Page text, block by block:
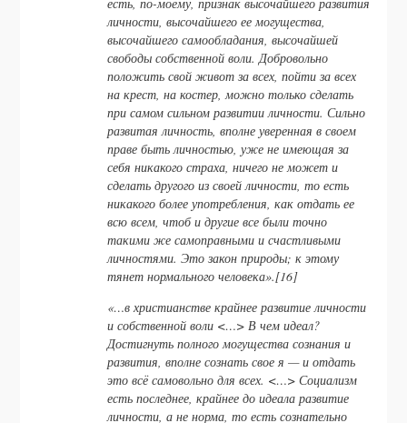
личности, высочайшего ее могущества,
высочайшего самообладания, высочайшей
свободы собственной воли. Добровольно
положить свой живот за всех, пойти за всех
на крест, на костер, можно только сделать
при самом сильном развитии личности. Сильно
развитая личность, вполне уверенная в своем
праве быть личностью, уже не имеющая за
себя никакого страха, ничего не может и
сделать другого из своей личности, то есть
никакого более употребления, как отдать ее
всю всем, чтоб и другие все были точно
такими же самоправными и счастливыми
личностями. Это закон природы; к этому
тянет нормального человека».[16]
«…в христианстве крайнее развитие личности
и собственной воли <…> В чем идеал?
Достигнуть полного могущества сознания и
развития, вполне сознать свое я — и отдать
это всё самовольно для всех. <…> Социализм
есть последнее, крайнее до идеала развитие
личности, а не норма, то есть сознательно